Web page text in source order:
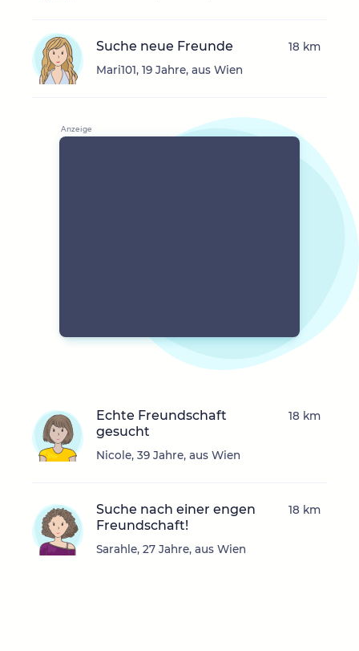
Suche neue Freunde
Mari101, 19 Jahre, aus Wien
18 km
Echte Freundschaft
gesucht
Nicole, 39 Jahre, aus Wien
18 km
Suche nach einer engen
Freundschaft!
Sarahle, 27 Jahre, aus Wien
18 km